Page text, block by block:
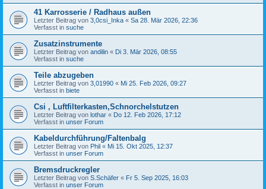
41 Karrosserie / Radhaus außen
Letzter Beitrag von 3,0csi_Inka « Sa 28. Mär 2026, 22:36
Verfasst in suche
Zusatzinstrumente
Letzter Beitrag von andilin « Di 3. Mär 2026, 08:55
Verfasst in suche
Teile abzugeben
Letzter Beitrag von 3,01990 « Mi 25. Feb 2026, 09:27
Verfasst in biete
Csi , Luftfilterkasten,Schnorchelstutzen
Letzter Beitrag von lothar « Do 12. Feb 2026, 17:12
Verfasst in unser Forum
Kabeldurchführung/Faltenbalg
Letzter Beitrag von Phil « Mi 15. Okt 2025, 12:37
Verfasst in unser Forum
Bremsdruckregler
Letzter Beitrag von S.Schäfer « Fr 5. Sep 2025, 16:03
Verfasst in unser Forum